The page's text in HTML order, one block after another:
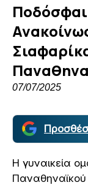
07/07/2025
Η γυναικεία